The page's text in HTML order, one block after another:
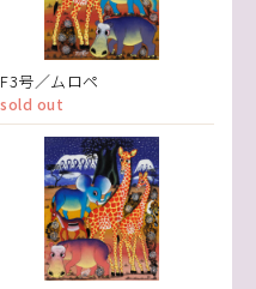
F3号／ムロペ
sold out